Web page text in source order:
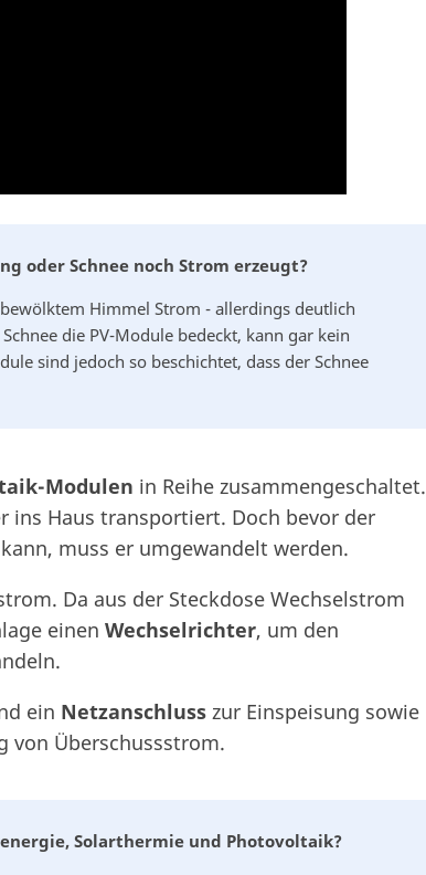
oder Schnee noch Strom erzeugt?
Himmel Strom - allerdings deutlich
die PV-Module bedeckt, kann gar kein
sind jedoch so beschichtet, dass der Schnee
Modulen in Reihe zusammengeschaltet.
ins Haus transportiert. Doch bevor der
muss er umgewandelt werden.
Da aus der Steckdose Wechselstrom
einen Wechselrichter, um den
ein Netzanschluss zur Einspeisung sowie
von Überschussstrom.
Solarthermie und Photovoltaik?